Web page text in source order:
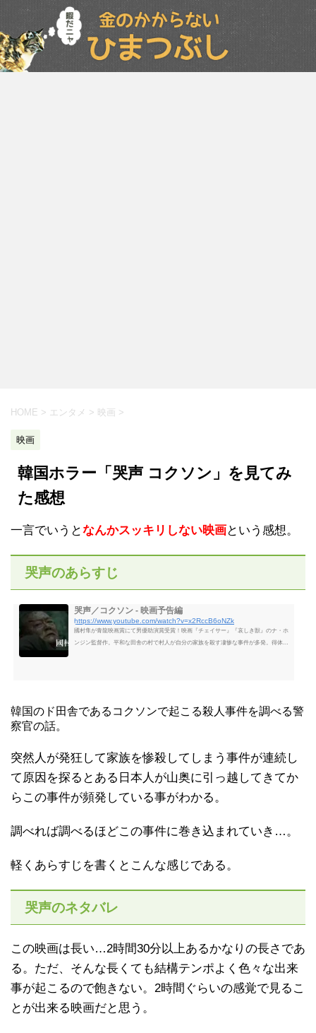
HOME > エンタメ > 映画 >
映画
韓国ホラー「哭声 コクソン」を見てみ
た感想
一言でいうとなんかスッキリしない映画という感想。
哭声のあらすじ
哭声／コクソン - 映画予告編
https://www.youtube.com/watch?v=x2RccB6oNZk
國村隼が青龍映画賞にて男優助演賞受賞！映画『チェイサー』『哀しき獣』のナ・ホ
ンジン監督作。平和な田舎の村で村人が自分の家族を殺す凄惨な事件が多発。得体の
韓国のド田舎であるコクソンで起こる殺人事件を調べる警
察官の話。
突然人が発狂して家族を惨殺してしまう事件が連続し
て原因を探るとある日本人が山奥に引っ越してきてか
らこの事件が頻発している事がわかる。
調べれば調べるほどこの事件に巻き込まれていき…。
軽くあらすじを書くとこんな感じである。
哭声のネタバレ
この映画は長い…2時間30分以上あるかなりの長さであ
る。ただ、そんな長くても結構テンポよく色々な出来
事が起こるので飽きない。2時間ぐらいの感覚で見るこ
とが出来る映画だと思う。